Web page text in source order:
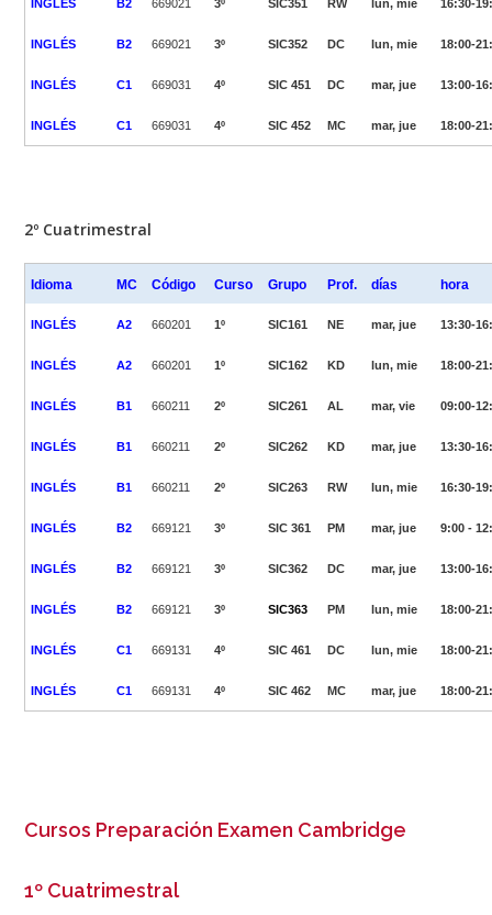
INGLÉS B2 669021 3º SIC351 RW lun, mie 16:30-
INGLÉS B2 669021 3º SIC352 DC lun, mie 18:00-
INGLÉS C1 669031 4º SIC 451 DC mar, jue 13:00-
INGLÉS C1 669031 4º SIC 452 MC mar, jue 18:00-
2º Cuatrimestral
Idioma MC Código Curso Grupo Prof. días hora
INGLÉS A2 660201 1º SIC161 NE mar, jue 13:30-
INGLÉS A2 660201 1º SIC162 KD lun, mie 18:00-
INGLÉS B1 660211 2º SIC261 AL mar, vie 09:00-
INGLÉS B1 660211 2º SIC262 KD mar, jue 13:30-
INGLÉS B1 660211 2º SIC263 RW lun, mie 16:30-
INGLÉS B2 669121 3º SIC 361 PM mar, jue 9:00 -
INGLÉS B2 669121 3º SIC362 DC mar, jue 13:00-
INGLÉS B2 669121 3º SIC363 PM lun, mie 18:00-
INGLÉS C1 669131 4º SIC 461 DC lun, mie 18:00-
INGLÉS C1 669131 4º SIC 462 MC mar, jue 18:00-
Cursos Preparación Examen Cambridge
1º Cuatrimestral